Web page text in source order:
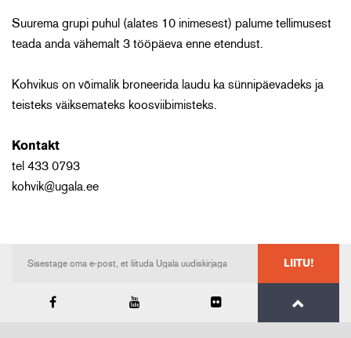
Suurema grupi puhul (alates 10 inimesest) palume tellimusest
teada anda vähemalt 3 tööpäeva enne etendust.
Kohvikus on võimalik broneerida laudu ka sünnipäevadeks ja
teisteks väiksemateks koosviibimisteks.
Kontakt
tel 433 0793
kohvik@ugala.ee
LIITU!